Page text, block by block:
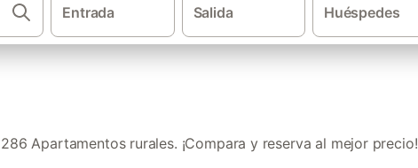
Entrada Salida Huéspedes
Apartamentos rurales. ¡Compara y reserva al mejor precio!